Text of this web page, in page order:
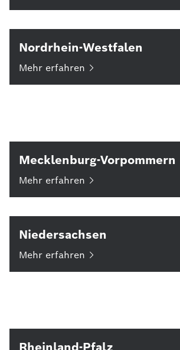
Nordrhein-Westfalen
Mehr erfahren
Mecklenburg-Vorpommern
Mehr erfahren
Niedersachsen
Mehr erfahren